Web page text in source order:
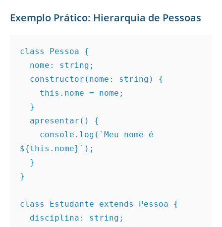
Exemplo Prático: Hierarquia de Pessoas
class Pessoa {
  nome: string;
  constructor(nome: string) {
    this.nome = nome;
  }
  apresentar() {
${this.nome}`);
  }
}
class Estudante extends Pessoa {
  disciplina: string;